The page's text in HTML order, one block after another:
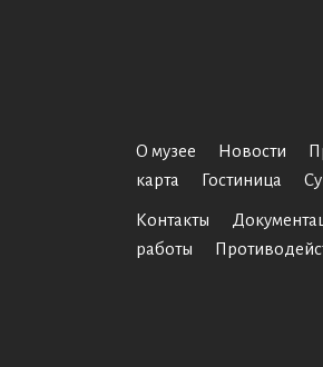
О музее Новости
карта
Гостиница
Контакты
работы